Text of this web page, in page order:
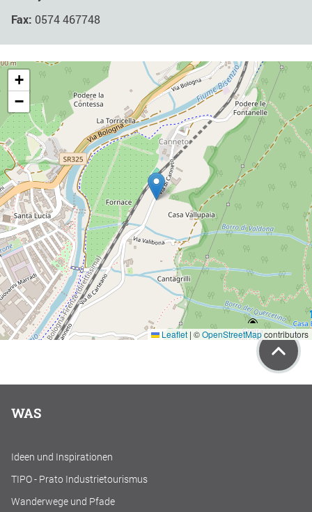
Fax: 0574 467748
+
−
Leaflet | ©OpenStreetMapcontributors
WAS
Ideen und Inspirationen
TIPO - Prato Industrietourismus
Wanderwege und Pfade